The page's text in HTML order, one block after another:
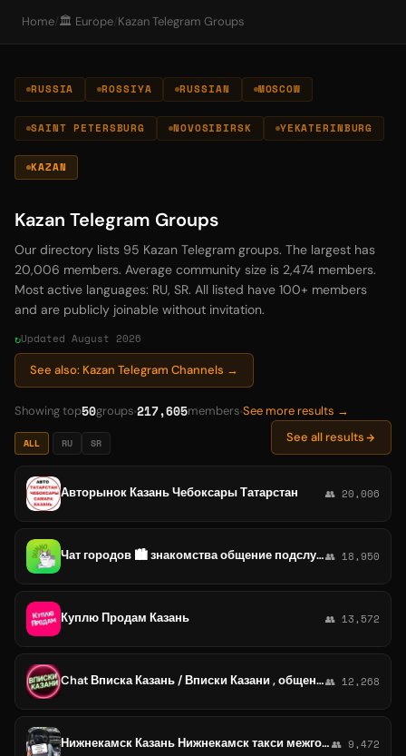
Home/ 🏛️ Europe/ Kazan Telegram Groups
RUSSIA ROSSIYA RUSSIAN MOSCOW
SAINT PETERSBURG NOVOSIBIRSK YEKATERINBURG
KAZAN
Kazan Telegram Groups
Our directory lists 95 Kazan Telegram groups. The largest has
20,006 members. Average community size is 2,474 members.
Most active languages: RU, SR. All listed have 100+ members
and are publicly joinable without invitation.
Updated August 2026
See also: Kazan Telegram Channels →
Showing top50groups 217,605members See more results →
ALL RU SR See all results
Авторынок Казань Чебоксары Татарстан 👥 20,006
Чат городов 🏙 знакомства общение подслушано типичный авто Москва Спб Мск Казань Екб Нижний Челябинск Самара Уфа Омск Пермь👥 18,950
Куплю Продам Казань 👥 13,572
Chat Вписка Казань / Вписки Казани , общение ❤️ ЧАТ👥 12,268
Нижнекамск Казань Нижнекамск такси межгород попутчики👥 9,472